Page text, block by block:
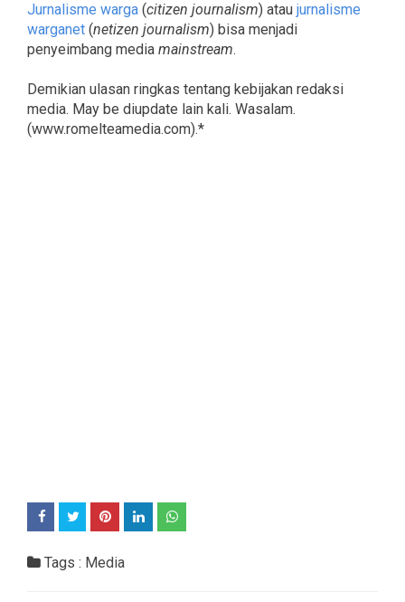
Jurnalisme warga (citizen journalism) atau jurnalisme
warganet (netizen journalism) bisa menjadi
penyeimbang media mainstream.
Demikian ulasan ringkas tentang kebijakan redaksi
media. May be diupdate lain kali. Wasalam.
(www.romelteamedia.com).*
Tags : Media